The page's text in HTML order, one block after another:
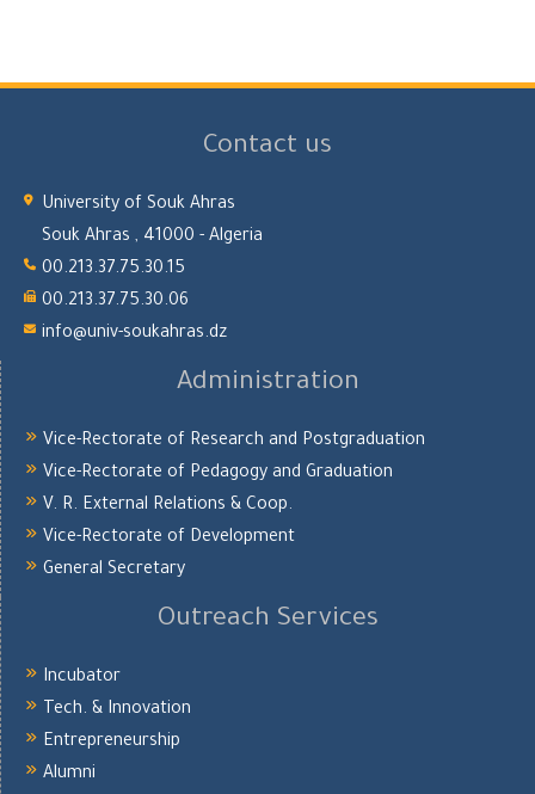
Contact us
University of Souk Ahras
Souk Ahras , 41000 - Algeria
00.213.37.75.30.15
00.213.37.75.30.06
info@univ-soukahras.dz
Administration
Vice-Rectorate of Research and Postgraduation
Vice-Rectorate of Pedagogy and Graduation
V. R. External Relations & Coop.
Vice-Rectorate of Development
General Secretary
Outreach Services
Incubator
Tech. & Innovation
Entrepreneurship
Alumni